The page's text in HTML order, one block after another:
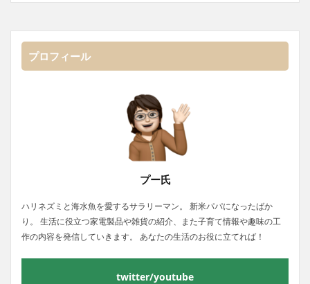
プロフィール
プー氏
ハリネズミと海水魚を愛するサラリーマン。 新米パパになったばか
り。 生活に役立つ家電製品や雑貨の紹介、また子育て情報や趣味の工
作の内容を発信していきます。 あなたの生活のお役に立てれば！
twitter/youtube